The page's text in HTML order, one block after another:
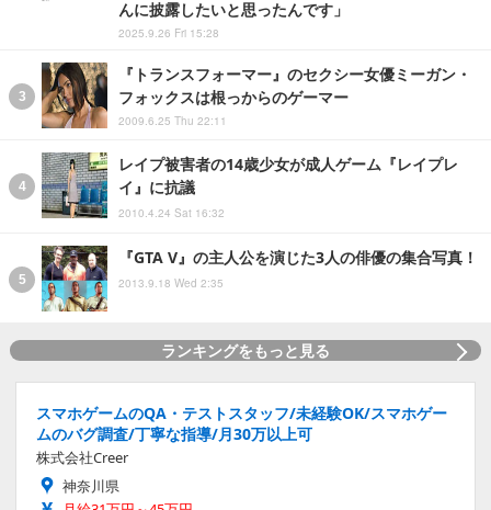
んに披露したいと思ったんです」
2025.9.26 Fri 15:28
『トランスフォーマー』のセクシー女優ミーガン・
フォックスは根っからのゲーマー
2009.6.25 Thu 22:11
レイプ被害者の14歳少女が成人ゲーム『レイプレ
イ』に抗議
2010.4.24 Sat 16:32
『GTA V』の主人公を演じた3人の俳優の集合写真！
2013.9.18 Wed 2:35
ランキングをもっと見る
スマホゲームのQA・テストスタッフ/未経験OK/スマホゲー
ムのバグ調査/丁寧な指導/月30万以上可
株式会社Creer
神奈川県